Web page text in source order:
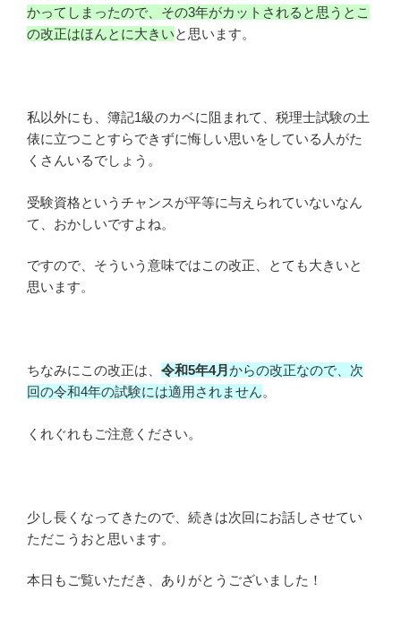
かってしまったので、その3年がカットされると思うとこ
の改正はほんとに大きいと思います。
私以外にも、簿記1級のカベに阻まれて、税理士試験の土
俵に立つことすらできずに悔しい思いをしている人がた
くさんいるでしょう。
受験資格というチャンスが平等に与えられていないなん
て、おかしいですよね。
ですので、そういう意味ではこの改正、とても大きいと
思います。
ちなみにこの改正は、 令和5年4月 からの改正なので、次
回の令和4年の試験には適用されません。
くれぐれもご注意ください。
少し長くなってきたので、続きは次回にお話しさせてい
ただこうおと思います。
本日もご覧いただき、ありがとうございました！